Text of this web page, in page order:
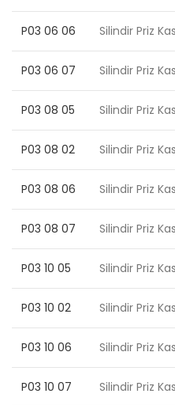
P03 06 06 Silindir Priz
P03 06 07 Silindir Priz
P03 08 05 Silindir Priz
P03 08 02 Silindir Priz
P03 08 06 Silindir Priz
P03 08 07 Silindir Priz
P03 10 05 Silindir Priz
P03 10 02 Silindir Priz
P03 10 06 Silindir Priz
P03 10 07 Silindir Priz